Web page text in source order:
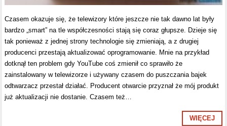
Czasem okazuje się, że telewizory które jeszcze nie tak dawno lat były
bardzo „smart” na tle współczesności stają się coraz głupsze. Dzieje się
tak ponieważ z jednej strony technologie się zmieniają, a z drugiej
producenci przestają aktualizować oprogramowanie. Mnie na przykład
dotknął ten problem gdy YouTube coś zmienił co sprawiło że
zainstalowany w telewizorze i używany czasem do puszczania bajek
odtwarzacz przestał działać. Producent otwarcie przyznał że mój produkt
już aktualizacji nie dostanie. Czasem też…
WIĘCEJ